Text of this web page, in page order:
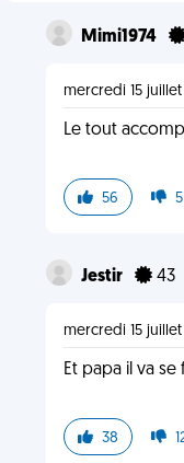
Mimi1974
mercredi 15 juillet
Le tout
56 5
Jestir 43
mercredi 15 juillet
Et papa il va se
38